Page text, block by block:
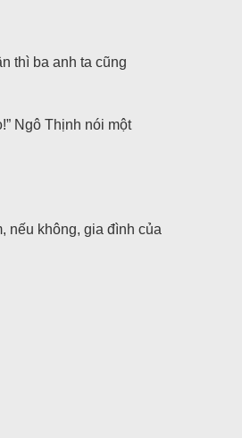
thì ba anh ta cũng
Ngô Thịnh nói một
nếu không, gia đình của